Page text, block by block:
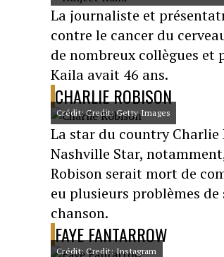
La journaliste et
contre le cancer du
de nombreux collègues
Kaila avait 46 ans.
CHARLIE ROBISON
Crédit: Credit: Getty Images
La star du country Charlie
Nashville Star,
Robison serait mort de
eu plusieurs problèmes
chanson.
FAYE FANTARROW
Crédit: Credit: Instagram